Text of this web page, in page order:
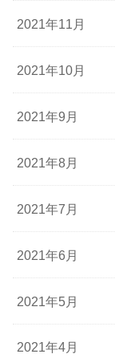
2021年11月
2021年10月
2021年9月
2021年8月
2021年7月
2021年6月
2021年5月
2021年4月